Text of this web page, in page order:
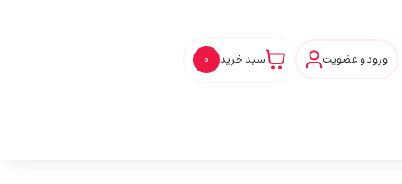
ورود و عضویت سبد خرید 0